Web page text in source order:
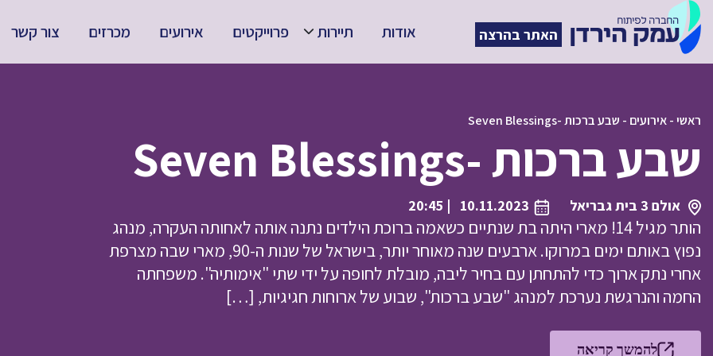
האתר בהרצה אודות תיירות פרוייקטים אירועים מכרזים צור קשר
ראשי-אירועים - שבע ברכות -Seven Blessings
שבע ברכות -Seven Blessings
אולם 3 בית גבריאל 10.11.2023
| 20:45
הותר מגיל 14! מארי היתה בת שנתיים כשאמה ברוכת הילדים נתנה אותה לאחותה העקרה, מנהג
נפוץ באותם ימים במרוקו. ארבעים שנה מאוחר יותר, בישראל של שנות ה-90, מארי שבה מצרפת
אחרי נתק ארוך כדי להתחתן עם בחיר ליבה, מובלת לחופה על ידי שתי "אימותיה". משפחתה
החמה והנרגשת נערכת למנהג "שבע ברכות", שבוע של ארוחות חגיגיות, […]
להמשך קריאה